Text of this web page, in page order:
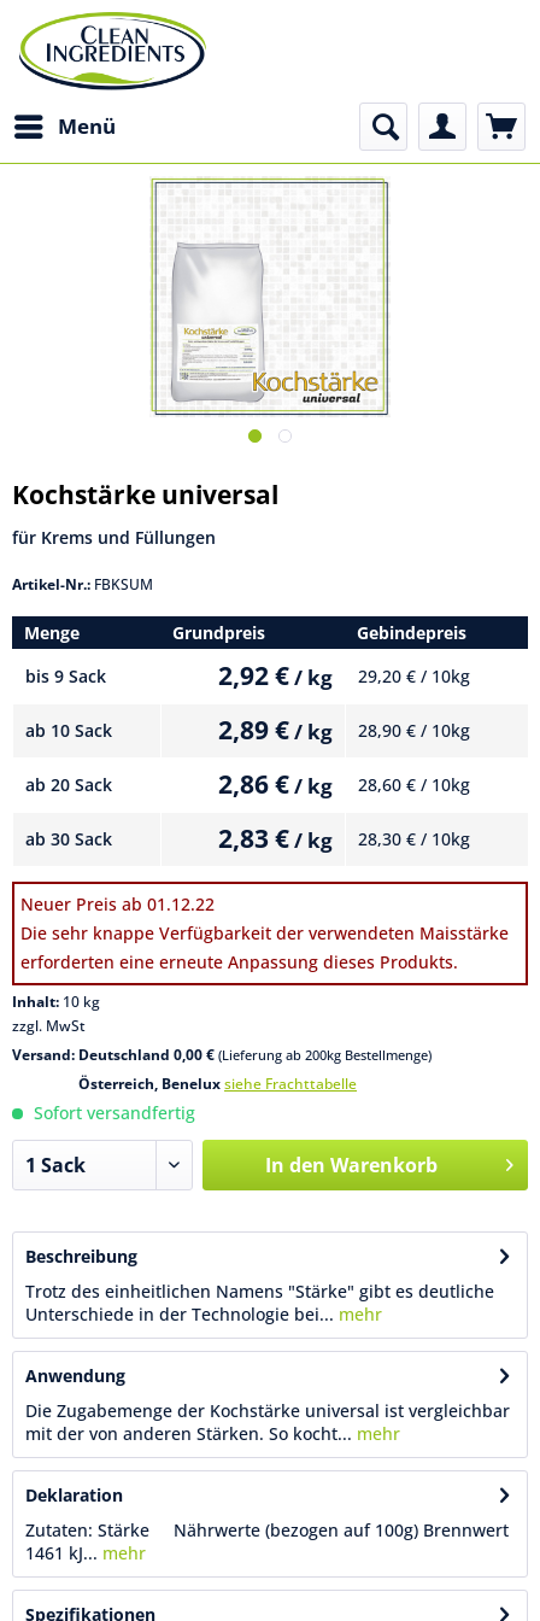
Menü
Kochstärke universal
für Krems und Füllungen
Artikel-Nr.: FBKSUM
Menge Grundpreis
Gebindepreis
bis 9 Sack 2,92 €/ kg 29,20 € / 10kg
ab 10 Sack 2,89 €/ kg 28,90 € / 10kg
ab 20 Sack 2,86 €/ kg 28,60 € / 10kg
ab 30 Sack 2,83 €/ kg 28,30 € / 10kg
Neuer Preis ab 01.12.22
Die sehr knappe Verfügbarkeit der verwendeten Maisstärke
erforderten eine erneute Anpassung dieses Produkts.
Inhalt: 10 kg
zzgl. MwSt
Versand: Deutschland 0,00 € (Lieferung ab 200kg Bestellmenge)
Österreich, Beneluxsiehe Frachttabelle
Sofort versandfertig
In den Warenkorb
Beschreibung
Trotz des einheitlichen Namens "Stärke" gibt es deutliche
Unterschiede in der Technologie bei... mehr
Anwendung
Die Zugabemenge der Kochstärke universal ist vergleichbar
mit der von anderen Stärken. So kocht... mehr
Deklaration
Zutaten: Stärke Nährwerte (bezogen auf 100g) Brennwert
1461 kJ... mehr
Spezifikationen